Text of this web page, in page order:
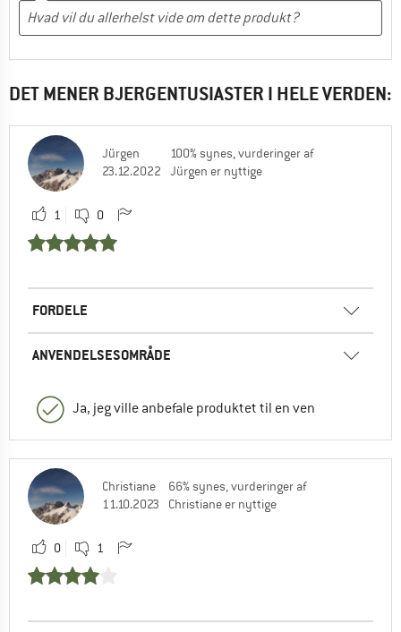
DET MENER BJERGENTUSIASTER I HELE VERDEN:
Jürgen
23.12.2022
100% synes, vurderinger af
Jürgen er nyttige
1 0
FORDELE
ANVENDELSESOMRÅDE
Ja, jeg ville anbefale produktet til en ven
Christiane
11.10.2023
66% synes, vurderinger af
Christiane er nyttige
0 1